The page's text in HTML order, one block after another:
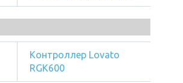
Контроллер Lovato
RGK600